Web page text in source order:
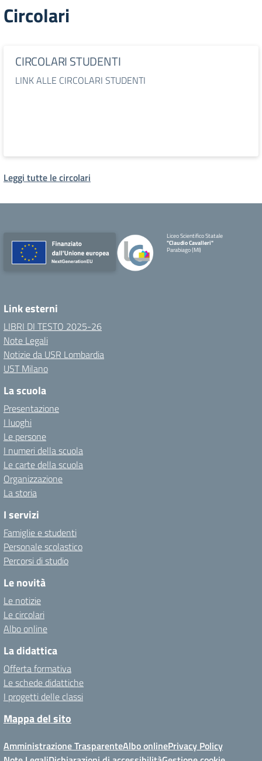
Circolari
CIRCOLARI STUDENTI
LINK ALLE CIRCOLARI STUDENTI
Leggi tutte le circolari
Liceo Scientifico Statale
"Claudio Cavalleri"
Parabiago (MI)
Link esterni
LIBRI DI TESTO 2025-26
Note Legali
Notizie da USR Lombardia
UST Milano
La scuola
Presentazione
I luoghi
Le persone
I numeri della scuola
Le carte della scuola
Organizzazione
La storia
I servizi
Famiglie e studenti
Personale scolastico
Percorsi di studio
Le novità
Le notizie
Le circolari
Albo online
La didattica
Offerta formativa
Le schede didattiche
I progetti delle classi
Mappa del sito
Amministrazione TrasparenteAlbo onlinePrivacy Policy